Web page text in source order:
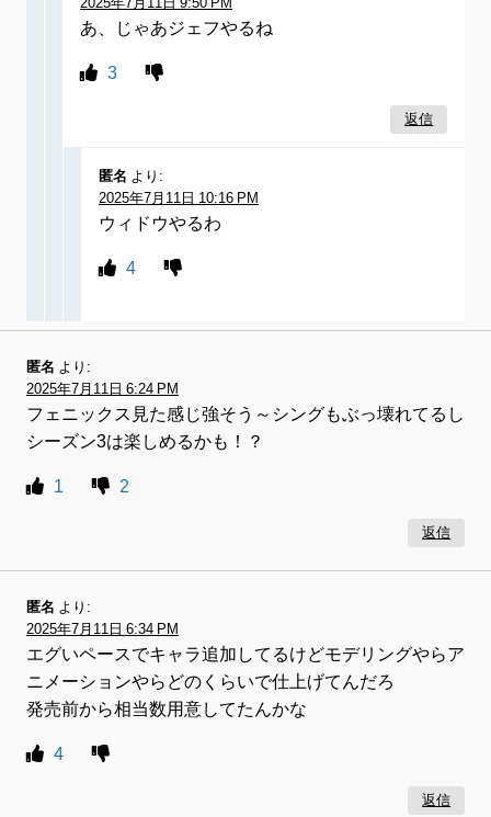
2025年7月11日 9:50 PM
あ、じゃあジェフやるね
3
返信
匿名 より:
2025年7月11日 10:16 PM
ウィドウやるわ
4
匿名 より:
2025年7月11日 6:24 PM
フェニックス見た感じ強そう～シングもぶっ壊れてるし
シーズン3は楽しめるかも！？
1 2
返信
匿名 より:
2025年7月11日 6:34 PM
エグいペースでキャラ追加してるけどモデリングやらア
ニメーションやらどのくらいで仕上げてんだろ
発売前から相当数用意してたんかな
4
返信